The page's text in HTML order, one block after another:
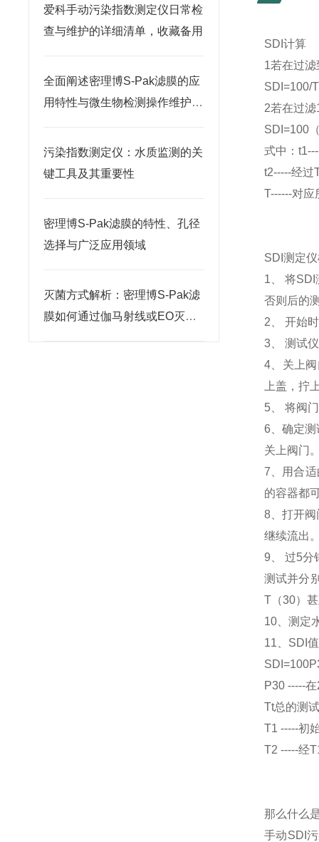
爱科手动污染指数测定仪日常检
查与维护的详细清单，收藏备用
全面阐述密理博S-Pak滤膜的应
用特性与微生物检测操作维护指
污染指数测定仪：水质监测的关
键工具及其重要性
密理博S-Pak滤膜的特性、孔径
选择与广泛应用领域
灭菌方式解析：密理博S-Pak滤
膜如何通过伽马射线或EO灭菌
SDI计算
1若在过
SDI=100/T
2若在过
SDI=100
式中：
t2-----经过
T------对应
SDI测定
1、 将
否则后的
2、 开始
3、 测试
4、关上
上盖，拧
5、 将阀
6、确定
关上阀门
7、用合
的容器都
8、打开
继续流出
9、 过5分
测试并分
T（30）
10、测定
11、SDI
P30 -----
Tt总的测
T1 -----初
T2 -----经
那么什么
手动SDI